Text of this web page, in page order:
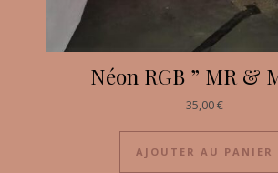
Néon RGB ” MR &
35,00€
AJOUTER AU PANIER